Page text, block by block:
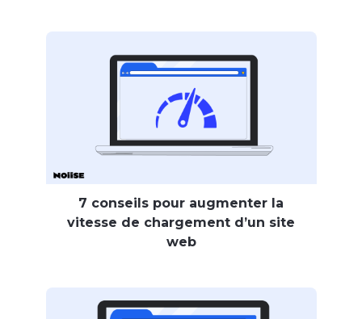
7 conseils pour augmenter la
vitesse de chargement d’un site
web